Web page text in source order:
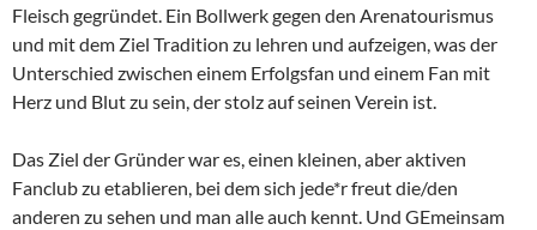
Fleisch gegründet. Ein Bollwerk gegen den Arenatourismus
und mit dem Ziel Tradition zu lehren und aufzeigen, was der
Unterschied zwischen einem Erfolgsfan und einem Fan mit
Herz und Blut zu sein, der stolz auf seinen Verein ist.
Das Ziel der Gründer war es, einen kleinen, aber aktiven
Fanclub zu etablieren, bei dem sich jede*r freut die/den
anderen zu sehen und man alle auch kennt. Und GEmeinsam